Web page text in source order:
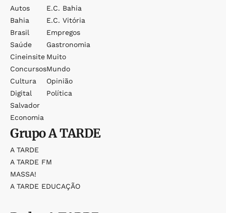
Autos
Bahia
Brasil
Saúde
Cineinsite
Concursos
Cultura
Digital
Salvador
Economia
E.c. Bahia
E.c. Vitória
Empregos
Gastronomia
Muito
Mundo
Opinião
Política
GrupoA TARDE
A TARDE
A TARDE FM
MASSA!
A TARDE EDUCAÇÃO